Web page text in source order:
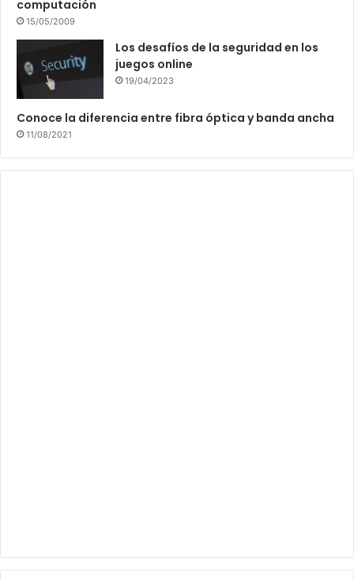
computación
15/05/2009
Los desafíos de la seguridad en los
juegos online
19/04/2023
Conoce la diferencia entre fibra óptica y banda ancha
11/08/2021